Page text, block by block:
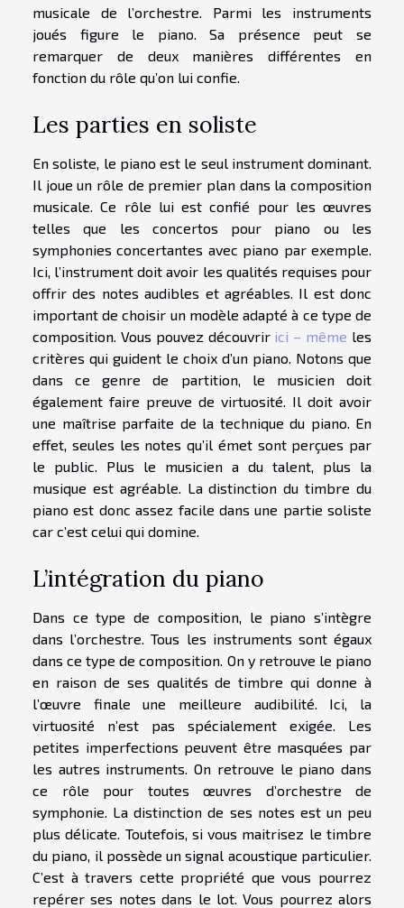
musicale de l’orchestre. Parmi les instruments
joués figure le piano. Sa présence peut se
remarquer de deux manières différentes en
fonction du rôle qu’on lui confie.
Les parties en soliste
En soliste, le piano est le seul instrument dominant.
Il joue un rôle de premier plan dans la composition
musicale. Ce rôle lui est confié pour les œuvres
telles que les concertos pour piano ou les
symphonies concertantes avec piano par exemple.
Ici, l’instrument doit avoir les qualités requises pour
offrir des notes audibles et agréables. Il est donc
important de choisir un modèle adapté à ce type de
composition. Vous pouvez découvrir ici – même les
critères qui guident le choix d’un piano. Notons que
dans ce genre de partition, le musicien doit
également faire preuve de virtuosité. Il doit avoir
une maîtrise parfaite de la technique du piano. En
effet, seules les notes qu’il émet sont perçues par
le public. Plus le musicien a du talent, plus la
musique est agréable. La distinction du timbre du
piano est donc assez facile dans une partie soliste
car c’est celui qui domine.
L’intégration du piano
Dans ce type de composition, le piano s’intègre
dans l’orchestre. Tous les instruments sont égaux
dans ce type de composition. On y retrouve le piano
en raison de ses qualités de timbre qui donne à
l’œuvre finale une meilleure audibilité. Ici, la
virtuosité n’est pas spécialement exigée. Les
petites imperfections peuvent être masquées par
les autres instruments. On retrouve le piano dans
ce rôle pour toutes œuvres d’orchestre de
symphonie. La distinction de ses notes est un peu
plus délicate. Toutefois, si vous maitrisez le timbre
du piano, il possède un signal acoustique particulier.
C’est à travers cette propriété que vous pourrez
repérer ses notes dans le lot. Vous pourrez alors